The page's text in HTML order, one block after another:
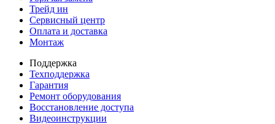
Трейд ин
Сервисный центр
Оплата и доставка
Монтаж
Поддержка
Техподдержка
Гарантия
Ремонт оборудования
Восстановление доступа
Видеоинструкции